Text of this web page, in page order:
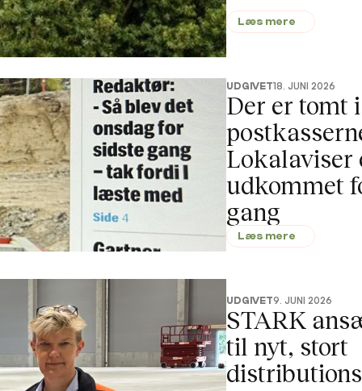
Læs mere
UDGIVET18. JUNI 2026
Der er tomt i
Lokalaviser
udkommet
gang
Læs mere
UDGIVET9. JUNI 2026
STARK
til nyt, stort